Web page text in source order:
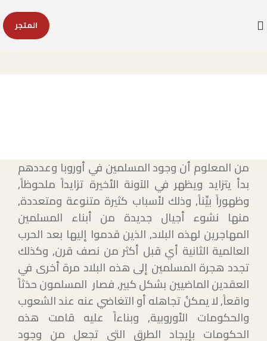
المتجر
من المعلوم أن وجود المسلمين في أوروبا وعددهم
بدأ يتزايد ويظهر في الآونة الأخيرة تزايداً ملحوظاً,
وظهوراً بيِّناً, وذلك لأسباب كثيرة متنوعة ومتعددة,
منها نشوء أجيال جديدة من أبناء المسلمين
المهاجرين لهذه البلاد, الذين قدموا إليها بعد الحرب
العالمية الثانية أي قبل أكثر من نصف قرن, وكذلك
تجدد هجرة المسلمين إلى هذه البلاد مرة أخرى في
العقدين الماضيين بشكل كبير, فصار المسلمون حدَثاً
واقعاً, لا يمكنُ تجاهله أو التغاضي عنه عند الشعوب
والحكومات الأوروبية, وبناءاً عليه قامت هذه
الحكومات بإيجاد الطرق التي تجعل من وجود